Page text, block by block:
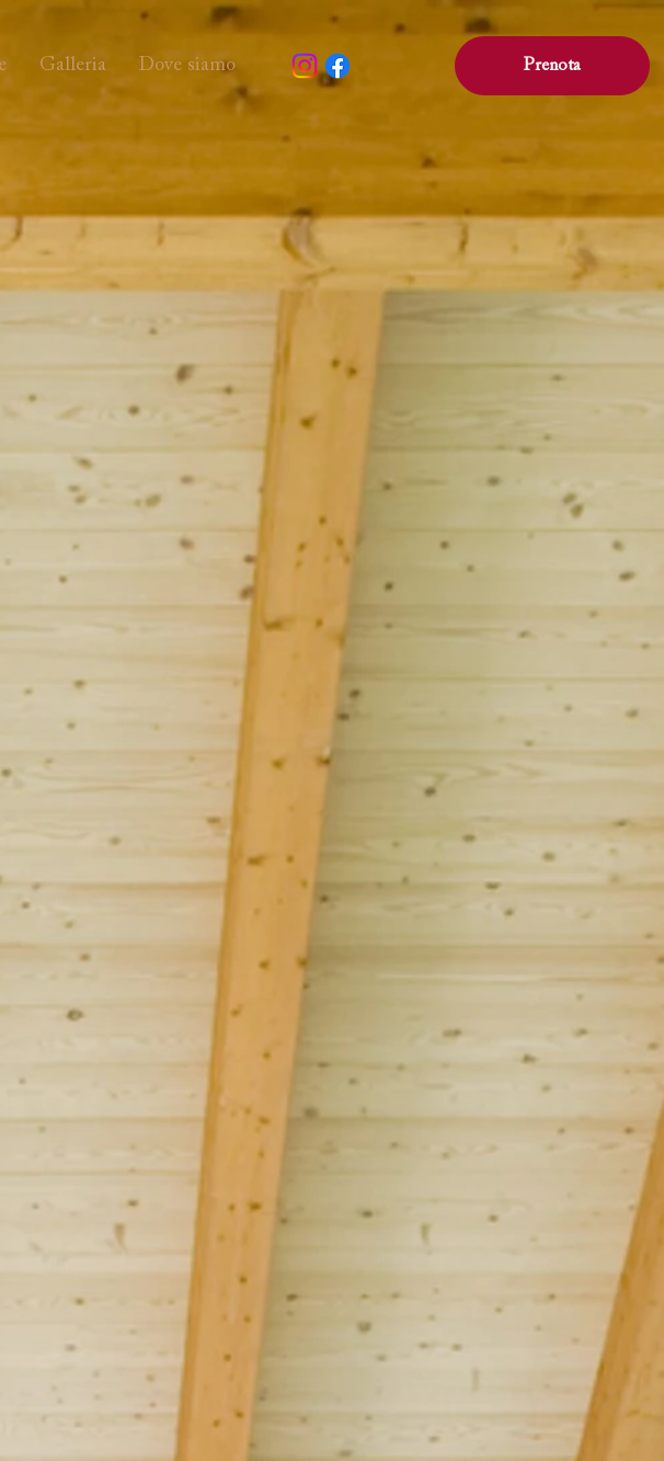
Galleria Dove siamo Prenota